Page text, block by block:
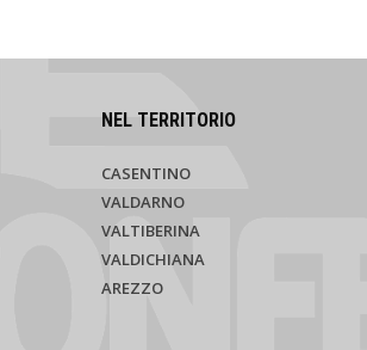
NEL TERRITORIO
CASENTINO
VALDARNO
VALTIBERINA
VALDICHIANA
AREZZO